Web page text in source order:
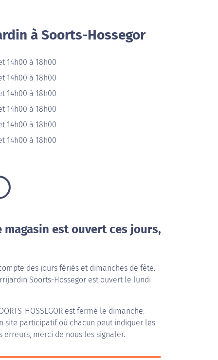
à Soorts-Hossegor
14h00 à 18h00
14h00 à 18h00
14h00 à 18h00
14h00 à 18h00
14h00 à 18h00
14h00 à 18h00
est ouvert ces jours,
des jours fériés et dimanches de fête.
Soorts-Hossegor est ouvert le lundi
HOSSEGOR est fermé le dimanche.
site participatif où chacun peut indiquer les
erreurs, merci de nous les signaler.